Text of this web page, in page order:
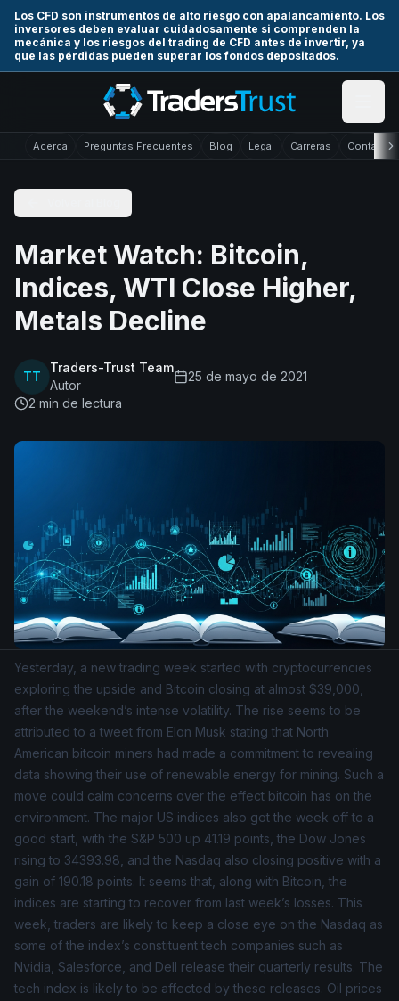
Los CFD son instrumentos de alto riesgo con apalancamiento. Los
inversores deben evaluar cuidadosamente si comprenden la
mecánica y los riesgos del trading de CFD antes de invertir, ya
que las pérdidas pueden superar los fondos depositados.
Skip to main content
Acerca Preguntas Frecuentes Blog Legal Carreras Contacto
Market Watch: Bitcoin,
Indices, WTI Close Higher,
Metals Decline
TT
Traders-Trust Team
Autor
25 de mayo de 2021
2 min de lectura
Yesterday, a new trading week started with cryptocurrencies
exploring the upside and Bitcoin closing at almost $39,000,
after the weekend’s intense volatility. The rise seems to be
attributed to a tweet from Elon Musk stating that North
American bitcoin miners had made a commitment to revealing
data showing their use of renewable energy for mining. Such a
move could calm concerns over the effect bitcoin has on the
environment. The major US indices also got the week off to a
good start, with the S&P 500 up 41.19 points, the Dow Jones
rising to 34393.98, and the Nasdaq also closing positive with a
gain of 190.18 points. It seems that, along with Bitcoin, the
indices are starting to recover from last week’s losses. This
week, traders are likely to keep a close eye on the Nasdaq as
some of the index’s constituent tech companies such as
Nvidia, Salesforce, and Dell release their quarterly results. The
tech index is likely to be affected by these releases. Oil prices